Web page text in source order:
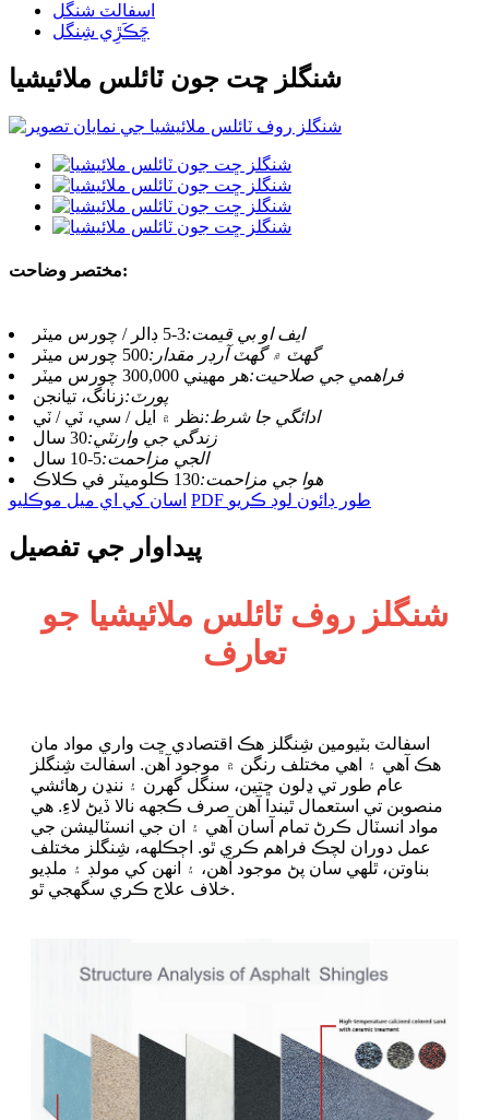
اسفالٽ شنگل
ڇَڪَڙِي شِنگل
شنگلز ڇت جون ٽائلس ملائيشيا
مختصر وضاحت:
ايف او بي قيمت:3-5 ڊالر / چورس ميٽر
گھٽ ۾ گھٽ آرڊر مقدار:500 چورس ميٽر
فراهمي جي صلاحيت:هر مهيني 300,000 چورس ميٽر
پورٽ:زنانگ، تيانجن
ادائگي جا شرط:نظر ۾ ايل / سي، ٽي / ٽي
زندگي جي وارنٽي:30 سال
الجي مزاحمت:5-10 سال
هوا جي مزاحمت:130 ڪلوميٽر في ڪلاڪ
اسان کي اي ميل موڪليو
PDF طور ڊائون لوڊ ڪريو
پيداوار جي تفصيل
شنگلز روف ٽائلس ملائيشيا جو
تعارف
اسفالٽ بٽيومين شِنگلز هڪ اقتصادي ڇت واري مواد مان
هڪ آهي ۽ اهي مختلف رنگن ۾ موجود آهن. اسفالٽ شِنگلز
عام طور تي ڍلون ڇتين، سنگل گهرن ۽ ننڍن رهائشي
منصوبن تي استعمال ٿيندا آهن صرف ڪجهه نالا ڏيڻ لاءِ. هي
مواد انسٽال ڪرڻ تمام آسان آهي ۽ ان جي انسٽاليشن جي
عمل دوران لچڪ فراهم ڪري ٿو. اڄڪلهه، شِنگلز مختلف
بناوتن، ٿلهي سان پڻ موجود آهن، ۽ انهن کي مولڊ ۽ ملڊيو
خلاف علاج ڪري سگهجي ٿو.